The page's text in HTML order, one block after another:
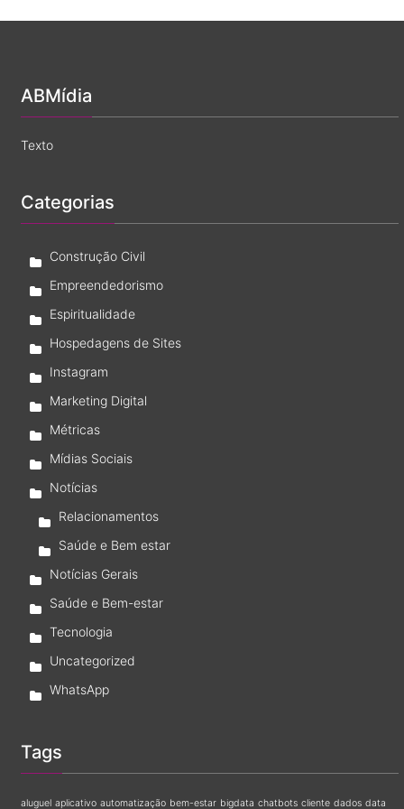
ABMídia
Texto
Categorias
Construção Civil
Empreendedorismo
Espiritualidade
Hospedagens de Sites
Instagram
Marketing Digital
Métricas
Mídias Sociais
Notícias
Relacionamentos
Saúde e Bem estar
Notícias Gerais
Saúde e Bem-estar
Tecnologia
Uncategorized
WhatsApp
Tags
aluguel aplicativo automatização bem-estar bigdata chatbots cliente dados data